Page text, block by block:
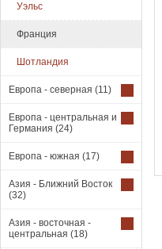
Уэльс
Франция
Шотландия
Европа - северная (11)
Европа - центральная и
Германия (24)
Европа - южная (17)
Азия - Ближний Восток
(32)
Азия - восточная -
центральная (18)